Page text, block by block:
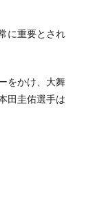
に重要とされ
をかけ、大舞
田圭佑選手は